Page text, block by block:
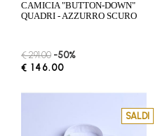
CAMICIA "BUTTON-DOWN"
QUADRI - AZZURRO SCURO
€ 291.00 -50%
€ 146.00
SALDI